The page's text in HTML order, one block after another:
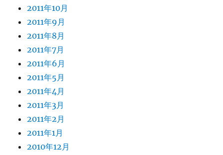
2011年10月
2011年9月
2011年8月
2011年7月
2011年6月
2011年5月
2011年4月
2011年3月
2011年2月
2011年1月
2010年12月